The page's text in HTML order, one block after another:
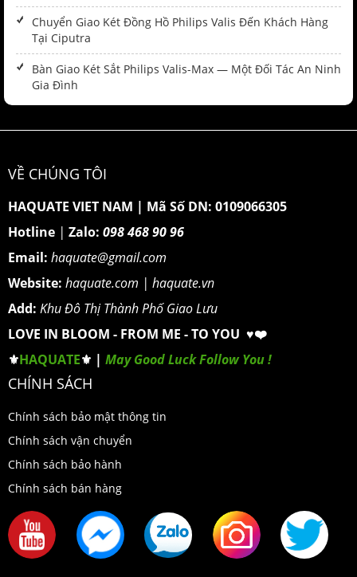
Chuyển Giao Két Đồng Hồ Philips Valis Đến Khách Hàng
Tại Ciputra
Bàn Giao Két Sắt Philips Valis-Max — Một Đối Tác An Ninh
Gia Đình
VỀ CHÚNG TÔI
HAQUATE VIET NAM | Mã Số DN: 0109066305
Hotline | Zalo: 098 468 90 96
Email: haquate@gmail.com
Website: haquate.com | haquate.vn
Add: Khu Đô Thị Thành Phố Giao Lưu
LOVE IN BLOOM - FROM ME - TO YOU ♥️❤️
⚜️HAQUATE⚜️ | May Good Luck Follow You !
CHÍNH SÁCH
Chính sách bảo mật thông tin
Chính sách vận chuyển
Chính sách bảo hành
Chính sách bán hàng